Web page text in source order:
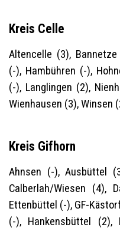
Kreis Celle
Altencelle (3),
(-), Hambühren (-),
(-), Langlingen (2),
Wienhausen (3), Winsen
Kreis Gifhorn
Ahnsen (-), Ausbüttel
Calberlah/Wiesen (4),
Ettenbüttel (-), GF-
(-), Hankensbüttel (2),